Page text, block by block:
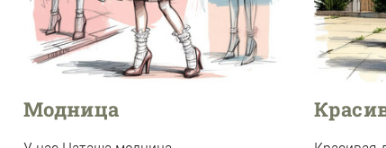
Модница